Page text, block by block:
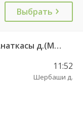
Выбрать
Чебоксары Пригородный АВ — Анаткасы д.(Моргаушский район) 609а
11:52
Шербаши д.